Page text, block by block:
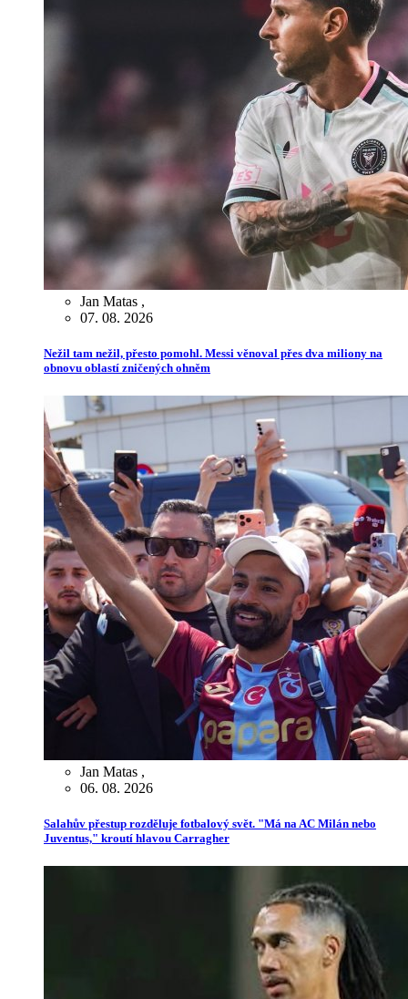
Jan Matas ,
07. 08. 2026
Nežil tam nežil, přesto pomohl. Messi věnoval přes dva miliony na
obnovu oblastí zničených ohněm
Jan Matas ,
06. 08. 2026
Salahův přestup rozděluje fotbalový svět. "Má na AC Milán nebo
Juventus," kroutí hlavou Carragher